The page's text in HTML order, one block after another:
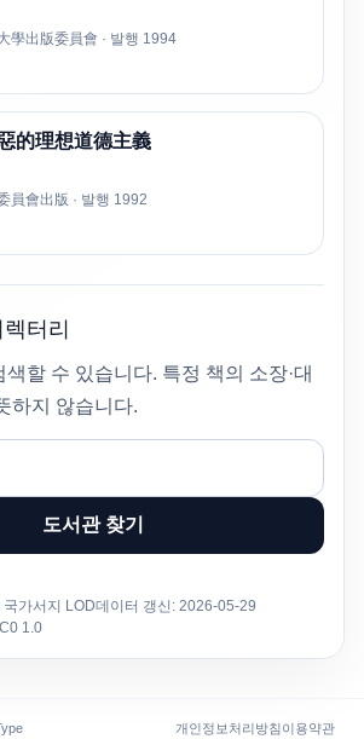
學出版委員會 · 발행 1994
的理想道德主義
員會出版 · 발행 1992
터리
색할 수 있습니다. 특정 책의 소장·대
하지 않습니다.
도서관 찾기
가서지 LOD데이터 갱신: 2026-05-29
1.0
개인정보처리방침이용약관